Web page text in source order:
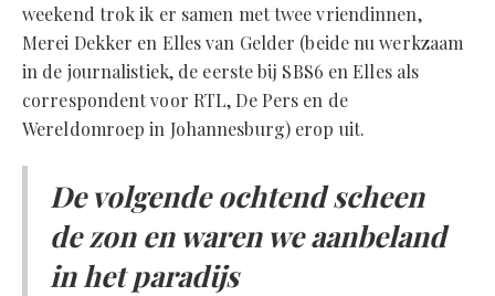
weekend trok ik er samen met twee vriendinnen,
Merei Dekker en Elles van Gelder (beide nu werkzaam
in de journalistiek, de eerste bij SBS6 en Elles als
correspondent voor RTL, De Pers en de
Wereldomroep in Johannesburg) erop uit.
De volgende ochtend scheen
de zon en waren we aanbeland
in het paradijs